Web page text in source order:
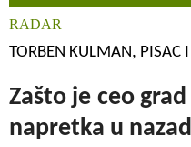
RADAR
TORBEN KULMAN, PISAC I
Zašto je ceo
napretka u